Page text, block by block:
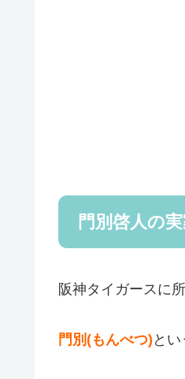
門別啓人の
阪神タイガースに
門別(もんべつ) と